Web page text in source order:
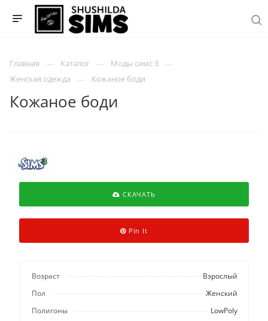
Главная Каталог
Моды симс 3
Женская одежда
Кожаное боди
Кожаное боди
СКАЧАТЬ
Pin It
Возраст
Взрослый
Пол
Женский
Полигоны
LowPoly